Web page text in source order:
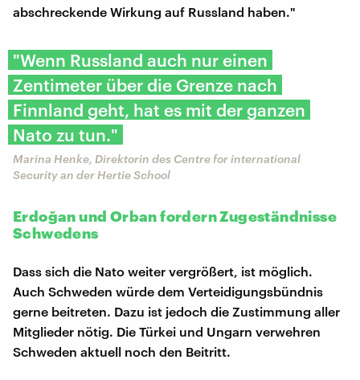
abschreckende Wirkung auf Russland haben."
"Wenn Russland auch nur einen
Zentimeter über die Grenze nach
Finnland geht, hat es mit der ganzen
Nato zu tun."
Marina Henke, Direktorin des Centre for international
Security an der Hertie School
Erdoğan und Orban fordern Zugeständnisse
Schwedens
Dass sich die Nato weiter vergrößert, ist möglich.
Auch Schweden würde dem Verteidigungsbündnis
gerne beitreten. Dazu ist jedoch die Zustimmung aller
Mitglieder nötig. Die Türkei und Ungarn verwehren
Schweden aktuell noch den Beitritt.